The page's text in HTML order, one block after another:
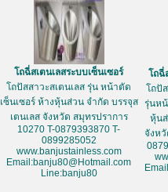
โถฉี่สเตนเลสระบบเซ็นเซอร์
โถปัสสาวะสเตนเลส รุ่น หน้าตัด
เซ็นเซอร์ ห้างหุ้นส่วน จำกัด บรรจุส
เตนเลส จังหวัด สมุทรปราการ
10270 T-0879393870 T-
0899285052
www.banjustainless.com
Email:banju80@Hotmail.com
Line:banju80
โถฉี่
โถปั
รุ่นห
หุ้น
จังห